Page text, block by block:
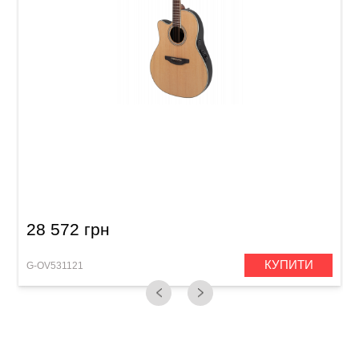
28 572 грн
G-OV531121 КУПИТИ